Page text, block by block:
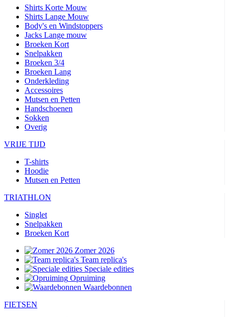
Shirts Korte Mouw
Shirts Lange Mouw
Body's en Windstoppers
Jacks Lange mouw
Broeken Kort
Snelpakken
Broeken 3/4
Broeken Lang
Onderkleding
Accessoires
Mutsen en Petten
Handschoenen
Sokken
Overig
VRIJE TIJD
T-shirts
Hoodie
Mutsen en Petten
TRIATHLON
Singlet
Snelpakken
Broeken Kort
Zomer 2026
Team replica's
Speciale edities
Opruiming
Waardebonnen
FIETSEN